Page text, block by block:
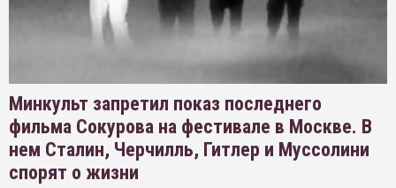
Минкульт запретил показ последнего
фильма Сокурова на фестивале в Москве. В
нем Сталин, Черчилль, Гитлер и Муссолини
спорят о жизни